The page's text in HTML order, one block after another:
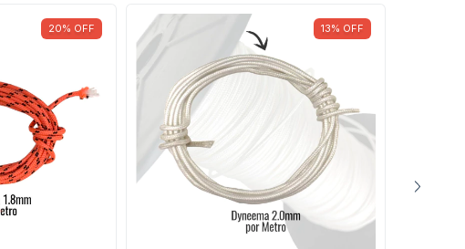
20% OFF 13% OFF